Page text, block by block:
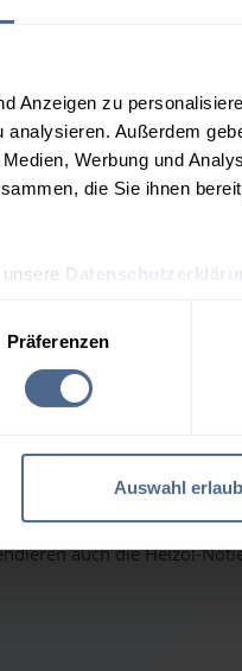
Anzeigen zu
Außerdem
Werbung und
die Sie ihnen
unsere
Präferenzen
Auswahl
nach oben - Heizölpreise
gestern weiter
auch die Heizöl-